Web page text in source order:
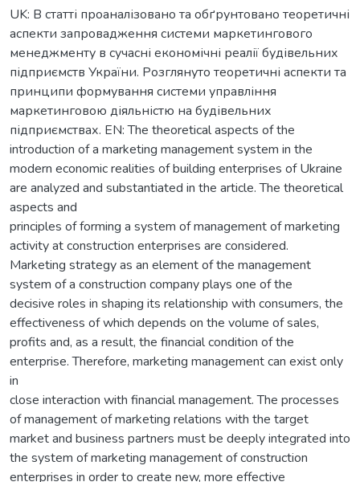
UK: В статті проаналізовано та обґрунтовано теоретичні
аспекти запровадження системи маркетингового
менеджменту в сучасні економічні реалії будівельних
підприємств України. Розглянуто теоретичні аспекти та
принципи формування системи управління
маркетинговою діяльністю на будівельних
підприємствах. EN: The theoretical aspects of the
introduction of a marketing management system in the
modern economic realities of building enterprises of Ukraine
are analyzed and substantiated in the article. The theoretical
aspects and
principles of forming a system of management of marketing
activity at construction enterprises are considered.
Marketing strategy as an element of the management
system of a construction company plays one of the
decisive roles in shaping its relationship with consumers, the
effectiveness of which depends on the volume of sales,
profits and, as a result, the financial condition of the
enterprise. Therefore, marketing management can exist only
in
close interaction with financial management. The processes
of management of marketing relations with the target
market and business partners must be deeply integrated into
the system of marketing management of construction
enterprises in order to create new, more effective